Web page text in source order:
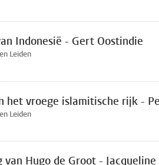
Indonesië - Gert Oostindie
Leiden
het vroege islamitische rijk -
Leiden
Hugo de Groot -